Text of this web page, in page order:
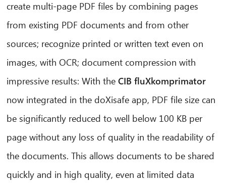
create multi-page PDF files by combining pages
from existing PDF documents and from other
sources; recognize printed or written text even on
images, with OCR; document compression with
impressive results: With theCIB fluXkomprimator
now integrated in the doXisafe app, PDF file size can
be significantly reduced to well below 100 KB per
page without any loss of quality in the readability of
the documents. This allows documents to be shared
quickly and in high quality, even at limited data